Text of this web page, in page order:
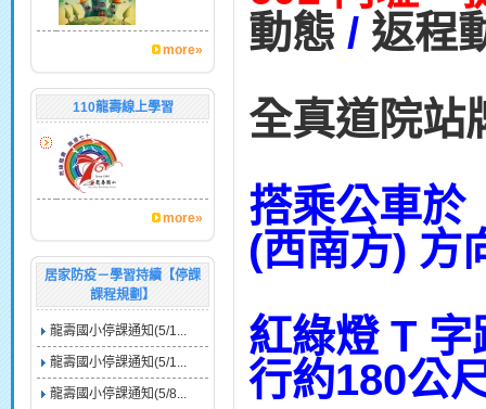
more»
110龍壽線上學習
more»
居家防疫－學習持續【停課
課程規劃】
龍壽國小停課通知(5/1...
龍壽國小停課通知(5/1...
龍壽國小停課通知(5/8...
動態 / 返程
全真道院站
搭乘公車於
(西南方) 方
紅綠燈 T
行約180公